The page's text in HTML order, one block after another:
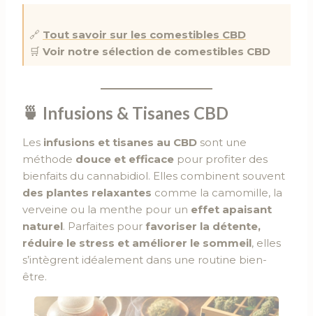
🔗 Tout savoir sur les comestibles CBD
🛒 Voir notre sélection de comestibles CBD
🍵 Infusions & Tisanes CBD
Les infusions et tisanes au CBD sont une
méthode douce et efficace pour profiter des
bienfaits du cannabidiol. Elles combinent souvent
des plantes relaxantes comme la camomille, la
verveine ou la menthe pour un effet apaisant
naturel. Parfaites pour favoriser la détente,
réduire le stress et améliorer le sommeil, elles
s’intègrent idéalement dans une routine bien-
être.